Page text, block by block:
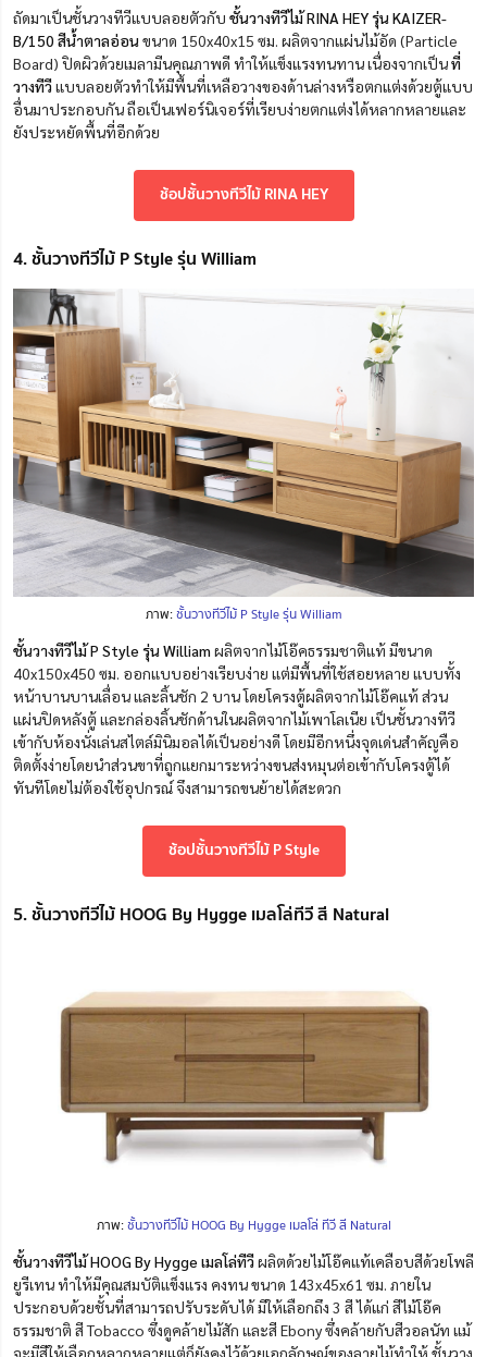
ถัดมาเป็นชั้นวางทีวีแบบลอยตัวกับ ชั้นวางทีวีไม้ RINA HEY รุ่น KAIZER-
B/150 สีน้ำตาลอ่อนขนาด 150x40x15 ซม. ผลิตจากแผ่นไม้อัด (Particle
Board) ปิดผิวด้วยเมลามีนคุณภาพดี ทำให้แข็งแรงทนทาน เนื่องจากเป็นที่
วางทีวีแบบลอยตัวทำให้มีพื้นที่เหลือวางของด้านล่างหรือตกแต่งด้วยตู้แบบ
อื่นมาประกอบกัน ถือเป็นเฟอร์นิเจอร์ที่เรียบง่ายตกแต่งได้หลากหลายและ
ยังประหยัดพื้นที่อีกด้วย
ช้อปชั้นวางทีวีไม้ RINA HEY
4. ชั้นวางทีวีไม้ P Style รุ่น William
ภาพ:ชั้นวางทีวีไม้ P Style รุ่น William
ชั้นวางทีวีไม้ P Style รุ่น William ผลิตจากไม้โอ๊คธรรมชาติแท้ มีขนาด
40x150x450 ซม. ออกแบบอย่างเรียบง่าย แต่มีพื้นที่ใช้สอยหลาย แบบทั้ง
หน้าบานบานเลื่อน และลิ้นชัก 2 บาน โดยโครงตู้ผลิตจากไม้โอ๊คแท้ ส่วน
แผ่นปิดหลังตู้ และกล่องลิ้นชักด้านในผลิตจากไม้เพาโลเนีย เป็นชั้นวางทีวี
เข้ากับห้องนั่งเล่นสไตล์มินิมอลได้เป็นอย่างดี โดยมีอีกหนึ่งจุดเด่นสำคัญคือ
ติดตั้งง่ายโดยนำส่วนขาที่ถูกแยกมาระหว่างขนส่งหมุนต่อเข้ากับโครงตู้ได้
ทันทีโดยไม่ต้องใช้อุปกรณ์ จึงสามารถขนย้ายได้สะดวก
ช้อปชั้นวางทีวีไม้ P Style
5. ชั้นวางทีวีไม้ HOOG By Hygge เมลโล่ทีวี สี Natural
ภาพ:ชั้นวางทีวีไม้ HOOG By Hygge เมลโล่ ทีวี สี Natural
ชั้นวางทีวีไม้ HOOG By Hygge เมลโล่ทีวีผลิตด้วยไม้โอ๊คแท้เคลือบสีด้วยโพลี
ยูรีเทน ทำให้มีคุณสมบัติแข็งแรง คงทน ขนาด 143x45x61 ซม. ภายใน
ประกอบด้วยชั้นที่สามารถปรับระดับได้ มีให้เลือกถึง 3 สี ได้แก่ สีไม้โอ๊ค
ธรรมชาติ สี Tobacco ซึ่งดูคล้ายไม้สัก และสี Ebony ซึ่งคล้ายกับสีวอลนัท แม้
จะมีสีให้เลือกหลากหลายแต่ก็ยังคงไว้ด้วยเอกลักษณ์ของลายไม้ทำให้ ชั้นวาง